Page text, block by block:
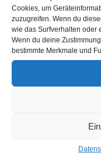
Cookies, um
zuzugreifen. Wenn du
wie das Surfverhalten oder
Wenn du deine
bestimmte Merkmale und
inkl. MwSt.
Dieses
Produkt
weist
Varianten
25,90€